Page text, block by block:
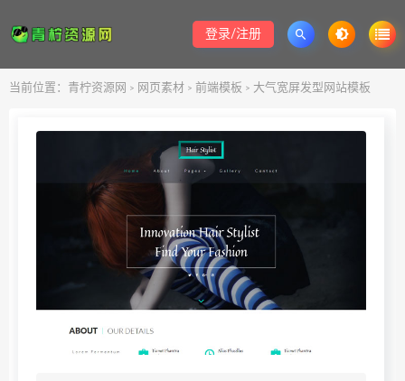
登录/注册
当前位置： 青柠资源网 > 网页素材 > 前端模板 > 大气宽屏发型网站模板